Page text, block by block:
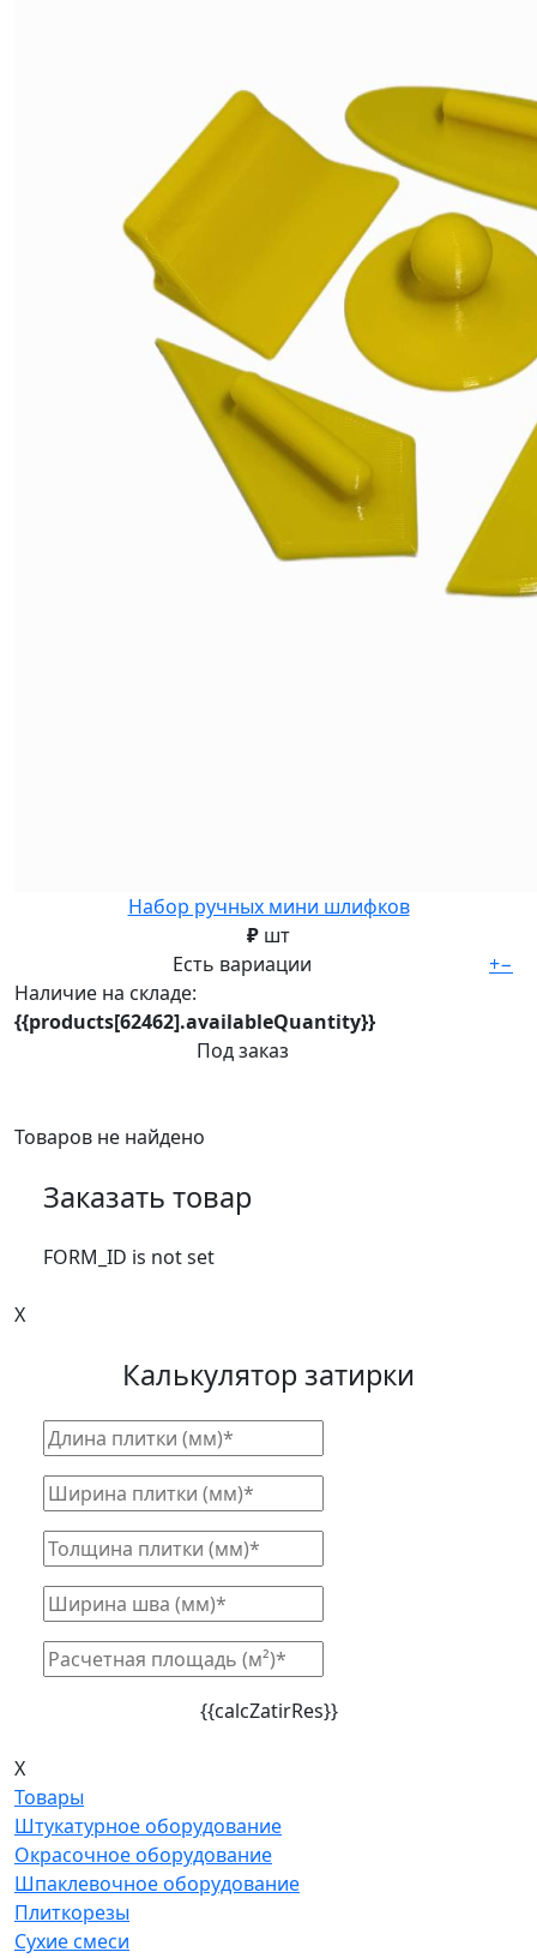
Набор ручных мини шлифков
₽ шт
Есть вариации
Наличие на складе:
{{products[62462].availableQuantity}}
Под заказ
+−
Товаров не найдено
Заказать товар
FORM_ID is not set
X
Калькулятор затирки
{{calcZatirRes}}
X
Товары
Штукатурное оборудование
Окрасочное оборудование
Шпаклевочное оборудование
Плиткорезы
Сухие смеси